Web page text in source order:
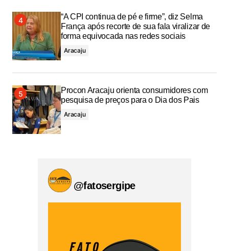
“A CPI continua de pé e firme”, diz Selma
França após recorte de sua fala viralizar de
forma equivocada nas redes sociais
Aracaju
Procon Aracaju orienta consumidores com
pesquisa de preços para o Dia dos Pais
Aracaju
@fatosergipe